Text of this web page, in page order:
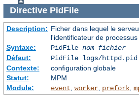
Directive PidFile
Description: Ficher dans lequel le
l'identificateur de
Syntaxe:
PidFile nom fichier
Défaut:
PidFile logs/httpd.pid
Contexte:
configuration globale
Statut:
MPM
Module:
event worker, prefork,